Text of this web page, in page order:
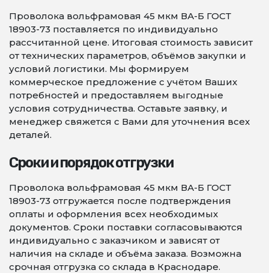
Проволока вольфрамовая 45 мкм ВА-Б ГОСТ
18903-73 поставляется по индивидуально
рассчитанной цене. Итоговая стоимость зависит
от технических параметров, объёмов закупки и
условий логистики. Мы формируем
коммерческое предложение с учётом Ваших
потребностей и предоставляем выгодные
условия сотрудничества. Оставьте заявку, и
менеджер свяжется с Вами для уточнения всех
деталей.
Сроки и порядок отгрузки
Проволока вольфрамовая 45 мкм ВА-Б ГОСТ
18903-73 отгружается после подтверждения
оплаты и оформления всех необходимых
документов. Сроки поставки согласовываются
индивидуально с заказчиком и зависят от
наличия на складе и объёма заказа. Возможна
срочная отгрузка со склада в Краснодаре.